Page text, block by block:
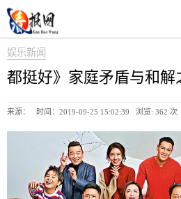
娱乐新闻
都挺好》家庭矛盾与和解
来源： 时间：2019-09-25 15:02:39 浏览: 362 次